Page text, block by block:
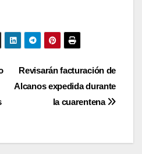
Revisarán facturación de
Alcanos expedida durante
la cuarentena